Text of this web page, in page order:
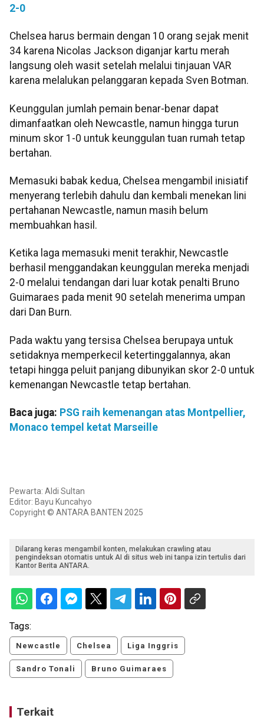
2-0
Chelsea harus bermain dengan 10 orang sejak menit
34 karena Nicolas Jackson diganjar kartu merah
langsung oleh wasit setelah melalui tinjauan VAR
karena melalukan pelanggaran kepada Sven Botman.
Keunggulan jumlah pemain benar-benar dapat
dimanfaatkan oleh Newcastle, namun hingga turun
minum skor 1-0 untuk keunggulan tuan rumah tetap
bertahan.
Memasuki babak kedua, Chelsea mengambil inisiatif
menyerang terlebih dahulu dan kembali menekan lini
pertahanan Newcastle, namun masih belum
membuahkan hasil.
Ketika laga memasuki menit terakhir, Newcastle
berhasil menggandakan keunggulan mereka menjadi
2-0 melalui tendangan dari luar kotak penalti Bruno
Guimaraes pada menit 90 setelah menerima umpan
dari Dan Burn.
Pada waktu yang tersisa Chelsea berupaya untuk
setidaknya memperkecil ketertinggalannya, akan
tetapi hingga peluit panjang dibunyikan skor 2-0 untuk
kemenangan Newcastle tetap bertahan.
Baca juga: PSG raih kemenangan atas Montpellier,
Monaco tempel ketat Marseille
Pewarta: Aldi Sultan
Editor: Bayu Kuncahyo
Copyright © ANTARA BANTEN 2025
Dilarang keras mengambil konten, melakukan crawling atau
pengindeksan otomatis untuk AI di situs web ini tanpa izin tertulis dari
Kantor Berita ANTARA.
Tags:
Newcastle Chelsea Liga Inggris
Sandro Tonali Bruno Guimaraes
Terkait